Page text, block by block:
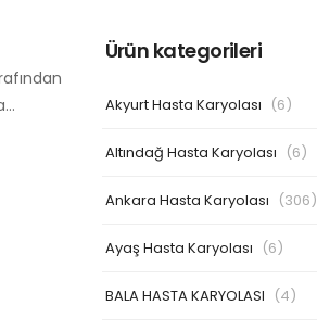
Ürün kategorileri
Akyurt Hasta Karyolası (6)
Altındağ Hasta Karyolası (6)
Ankara Hasta Karyolası (306)
Ayaş Hasta Karyolası (6)
BALA HASTA KARYOLASI (4)